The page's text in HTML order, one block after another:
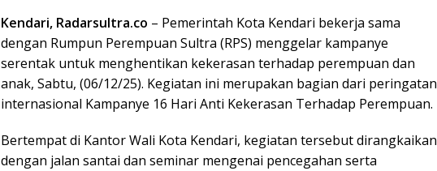
Kendari, Radarsultra.co – Pemerintah Kota Kendari bekerja sama
dengan Rumpun Perempuan Sultra (RPS) menggelar kampanye
serentak untuk menghentikan kekerasan terhadap perempuan dan
anak, Sabtu, (06/12/25). Kegiatan ini merupakan bagian dari peringatan
internasional Kampanye 16 Hari Anti Kekerasan Terhadap Perempuan.
Bertempat di Kantor Wali Kota Kendari, kegiatan tersebut dirangkaikan
dengan jalan santai dan seminar mengenai pencegahan serta